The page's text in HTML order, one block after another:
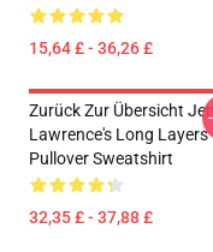
15,64 £ - 36,26 £
Zurück Zur Übersicht
Lawrence's Long Layers
Pullover Sweatshirt
32,35 £ - 37,88 £